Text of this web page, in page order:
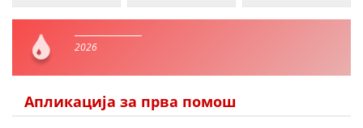
2026
Апликација за прва помош